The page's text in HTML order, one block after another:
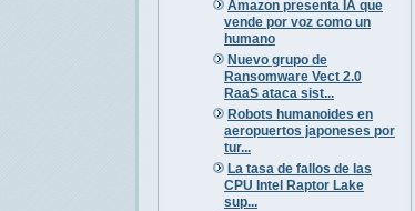
Amazon presenta IA que
vende por voz como un
humano
Nuevo grupo de
Ransomware Vect 2.0
RaaS ataca sist...
Robots humanoides en
aeropuertos japoneses por
tur...
La tasa de fallos de las
CPU Intel Raptor Lake
sup...